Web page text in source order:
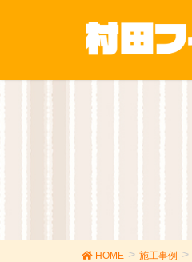
HOME 施工事例